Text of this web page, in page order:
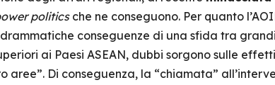
politicsche ne conseguono. Per quanto
conseguenze di una sfida tra
ai Paesi ASEAN, dubbi sorgono sulle
Di conseguenza, la “chiamata”